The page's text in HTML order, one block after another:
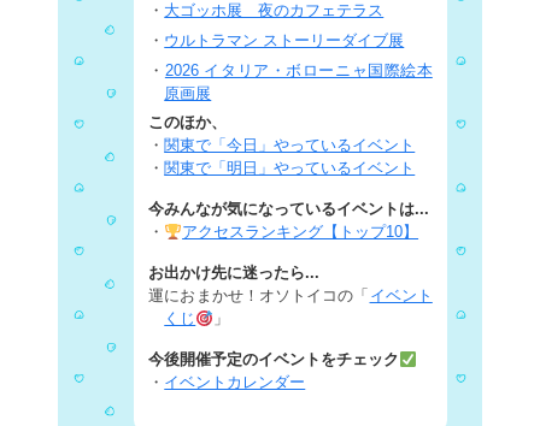
・ 大ゴッホ展 夜のカフェテラス
・ ウルトラマン ストーリーダイブ展
・ 2026 イタリア・ボローニャ国際絵本
原画展
このほか、
・ 関東で「今日」やっているイベント
・ 関東で「明日」やっているイベント
今みんなが気になっているイベントは...
・
アクセスランキング【トップ10】
お出かけ先に迷ったら...
運におまかせ！オソトイコの「 イベント
くじ
」
今後開催予定のイベントをチェック
・ イベントカレンダー